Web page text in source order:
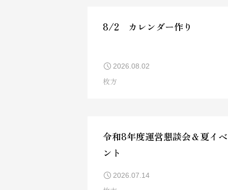
8/2 カレンダー作り
2026.08.02
枚方
令和8年度運営懇談会＆夏イベ
ント
2026.07.14